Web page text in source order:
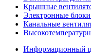
Крышные
Электронные
Канальные
Информационный